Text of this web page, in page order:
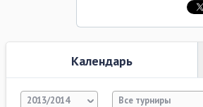
Календарь
2013/2014 Все турниры